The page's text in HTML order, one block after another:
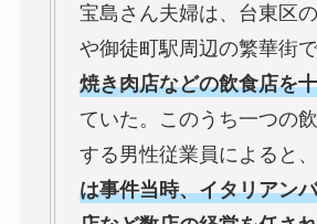
宝島さん夫婦は、台東区
や御徒町駅周辺の繁華街で
焼き肉店などの飲食店を
ていた。このうち一つの
する男性従業員によると、
は事件当時、イタリアン